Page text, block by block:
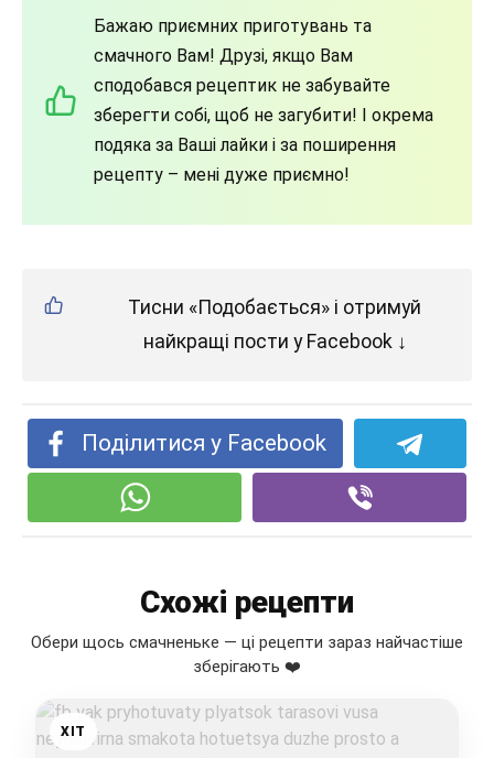
Бажаю приємних приготувань та
смачного Вам! Друзі, якщо Вам
сподобався рецептик не забувайте
зберегти собі, щоб не загубити! І окрема
подяка за Ваші лайки і за поширення
рецепту – мені дуже приємно!
Тисни «Подобається» і отримуй
найкращі пости у Facebook ↓
Поділитися у Facebook
Схожі рецепти
Обери щось смачненьке — ці рецепти зараз найчастіше
зберігають ❤️
ХІТ